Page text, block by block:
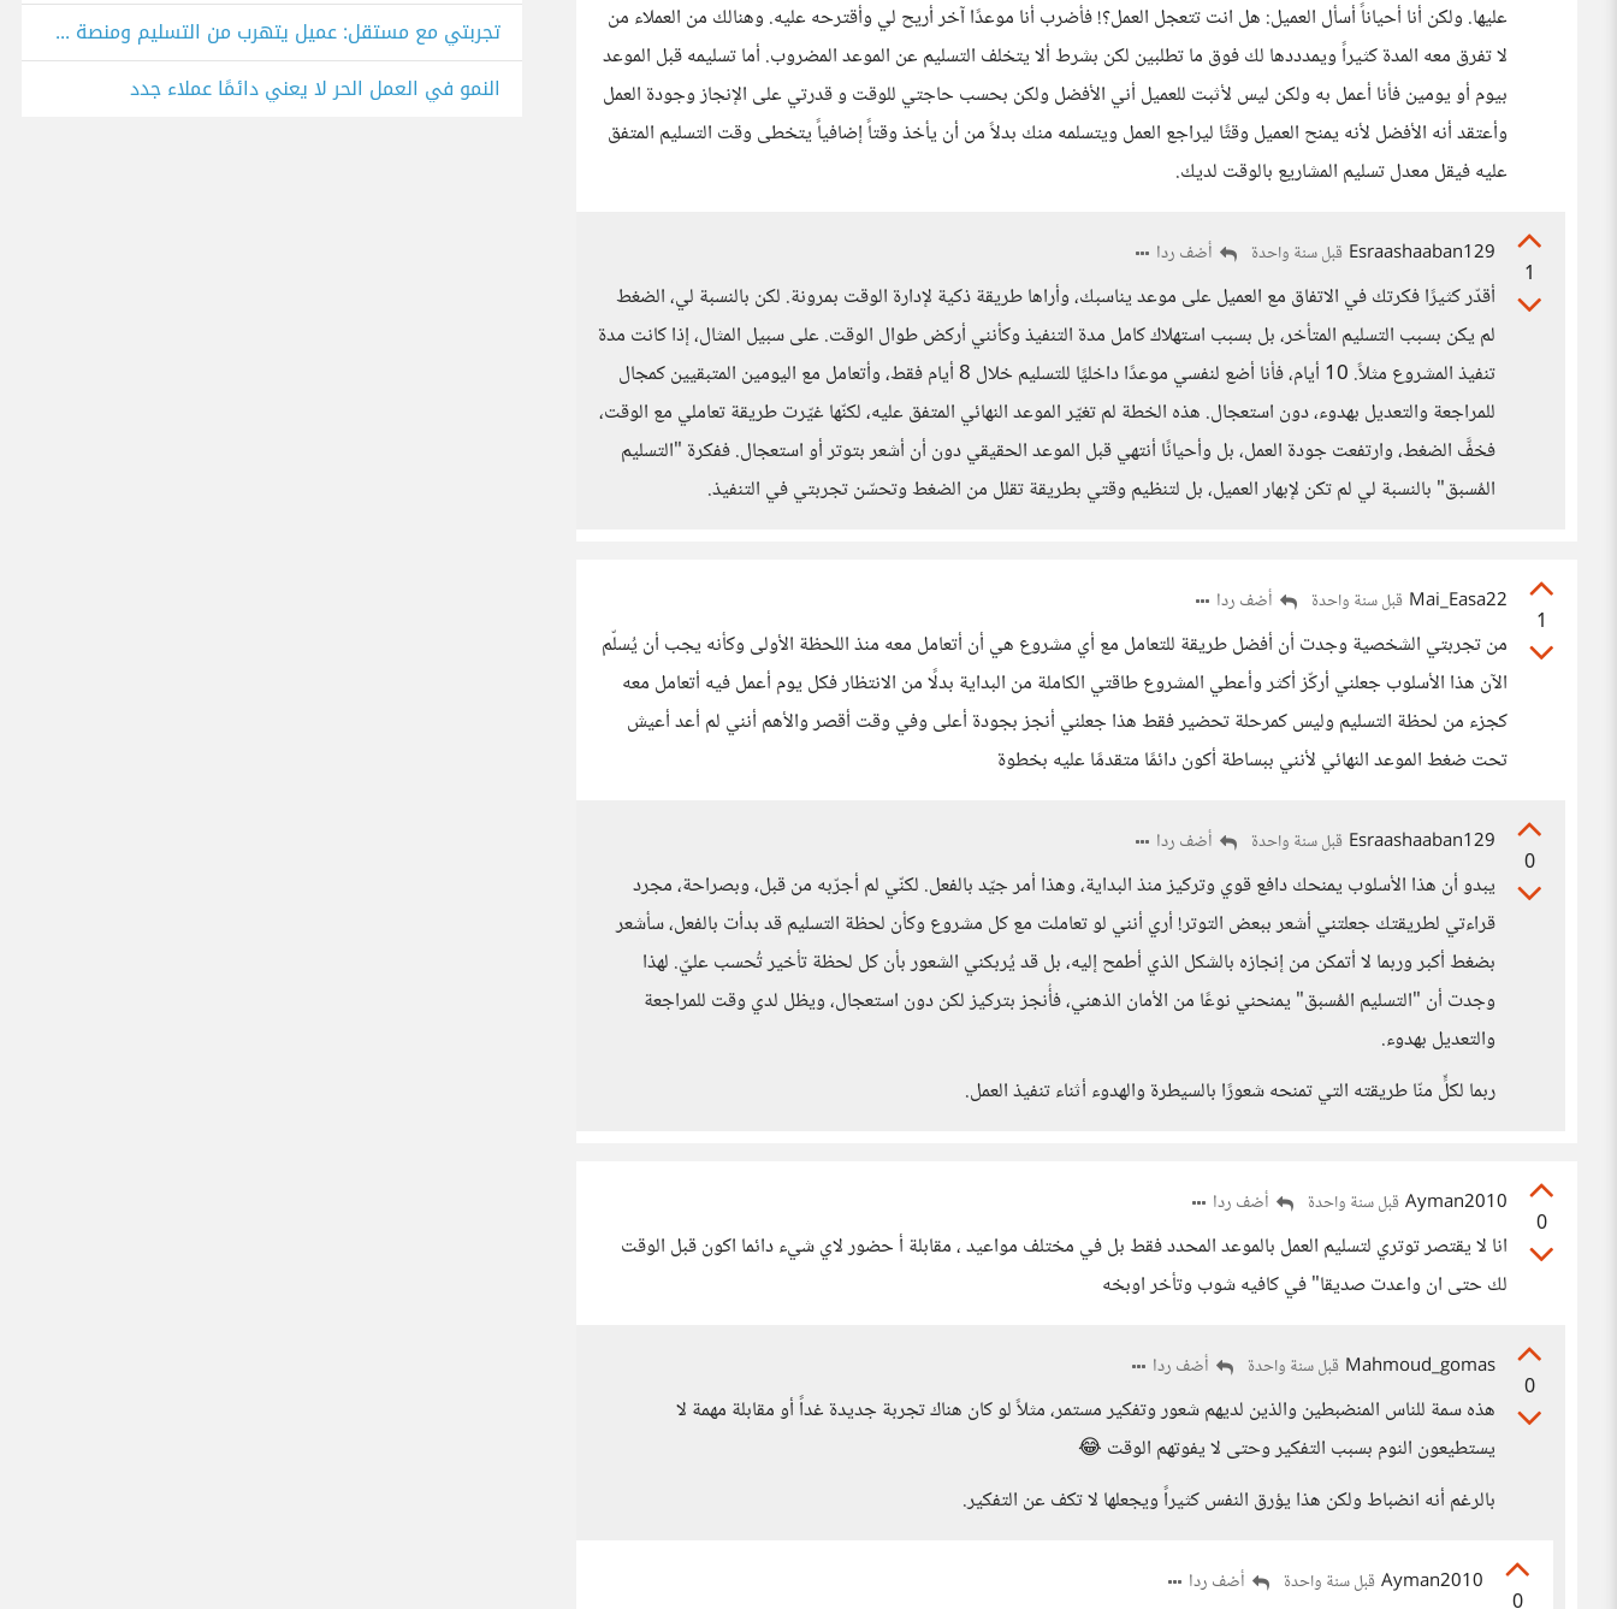
عليها. ولكن أنا أحياناً أسأل العميل: هل انت تتعجل العمل؟! فأضرب أنا موعدًا آخر أريح لي وأقترحه عليه. وهنالك من العملاء من
لا تفرق معه المدة كثيراً ويمدددها لك فوق ما تطلبين لكن بشرط ألا يتخلف التسليم عن الموعد المضروب. أما تسليمه قبل الموعد
بيوم أو يومين فأنا أعمل به ولكن ليس لأثبت للعميل أني الأفضل ولكن بحسب حاجتي للوقت و قدرتي على الإنجاز وجودة العمل
وأعتقد أنه الأفضل لأنه يمنح العميل وقتًا ليراجع العمل ويتسلمه منك بدلاً من أن يأخذ وقتاً إضافياً يتخطى وقت التسليم المتفق
عليه فيقل معدل تسليم المشاريع بالوقت لديك.
1
Esraashaaban129 قبل سنة واحدة أضف ردا
أقدّر كثيرًا فكرتك في الاتفاق مع العميل على موعد يناسبك، وأراها طريقة ذكية لإدارة الوقت بمرونة. لكن بالنسبة لي، الضغط
لم يكن بسبب التسليم المتأخر، بل بسبب استهلاك كامل مدة التنفيذ وكأنني أركض طوال الوقت. على سبيل المثال، إذا كانت مدة
تنفيذ المشروع مثلاً. 10 أيام، فأنا أضع لنفسي موعدًا داخليًا للتسليم خلال 8 أيام فقط، وأتعامل مع اليومين المتبقيين كمجال
للمراجعة والتعديل بهدوء، دون استعجال. هذه الخطة لم تغيّر الموعد النهائي المتفق عليه، لكنّها غيّرت طريقة تعاملي مع الوقت،
فخفَّ الضغط، وارتفعت جودة العمل، بل وأحيانًا أنتهي قبل الموعد الحقيقي دون أن أشعر بتوتر أو استعجال. ففكرة "التسليم
المُسبق" بالنسبة لي لم تكن لإبهار العميل، بل لتنظيم وقتي بطريقة تقلل من الضغط وتحسّن تجربتي في التنفيذ.
1
Mai_Easa22 قبل سنة واحدة أضف ردا
من تجربتي الشخصية وجدت أن أفضل طريقة للتعامل مع أي مشروع هي أن أتعامل معه منذ اللحظة الأولى وكأنه يجب أن يُسلّم
الآن هذا الأسلوب جعلني أركّز أكثر وأعطي المشروع طاقتي الكاملة من البداية بدلًا من الانتظار فكل يوم أعمل فيه أتعامل معه
كجزء من لحظة التسليم وليس كمرحلة تحضير فقط هذا جعلني أنجز بجودة أعلى وفي وقت أقصر والأهم أنني لم أعد أعيش
تحت ضغط الموعد النهائي لأنني ببساطة أكون دائمًا متقدمًا عليه بخطوة
0
Esraashaaban129 قبل سنة واحدة أضف ردا
يبدو أن هذا الأسلوب يمنحك دافع قوي وتركيز منذ البداية، وهذا أمر جيّد بالفعل. لكنّي لم أجرّبه من قبل، وبصراحة، مجرد
قراءتي لطريقتك جعلتني أشعر ببعض التوتر! أري أنني لو تعاملت مع كل مشروع وكأن لحظة التسليم قد بدأت بالفعل، سأشعر
بضغط أكبر وربما لا أتمكن من إنجازه بالشكل الذي أطمح إليه، بل قد يُربكني الشعور بأن كل لحظة تأخير تُحسب عليّ. لهذا
وجدت أن "التسليم المُسبق" يمنحني نوعًا من الأمان الذهني، فأُنجز بتركيز لكن دون استعجال، ويظل لدي وقت للمراجعة
والتعديل بهدوء.
ربما لكلٍّ منّا طريقته التي تمنحه شعورًا بالسيطرة والهدوء أثناء تنفيذ العمل.
0
Ayman2010 قبل سنة واحدة أضف ردا
انا لا يقتصر توتري لتسليم العمل بالموعد المحدد فقط بل في مختلف مواعيد ، مقابلة أ حضور لاي شيء دائما اكون قبل الوقت
لك حتى ان واعدت صديقا" في كافيه شوب وتأخر اوبخه
0
Mahmoud_gomas قبل سنة واحدة أضف ردا
هذه سمة للناس المنضبطين والذين لديهم شعور وتفكير مستمر، مثلاً لو كان هناك تجربة جديدة غداً أو مقابلة مهمة لا
يستطيعون النوم بسبب التفكير وحتى لا يفوتهم الوقت 😂
بالرغم أنه انضباط ولكن هذا يؤرق النفس كثيراً ويجعلها لا تكف عن التفكير.
Ayman2010 قبل سنة واحدة أضف ردا
تجربتي مع مستقل: عميل يتهرب من التسليم ومنصة لا تحل المشكلة
النمو في العمل الحر لا يعني دائمًا عملاء جدد